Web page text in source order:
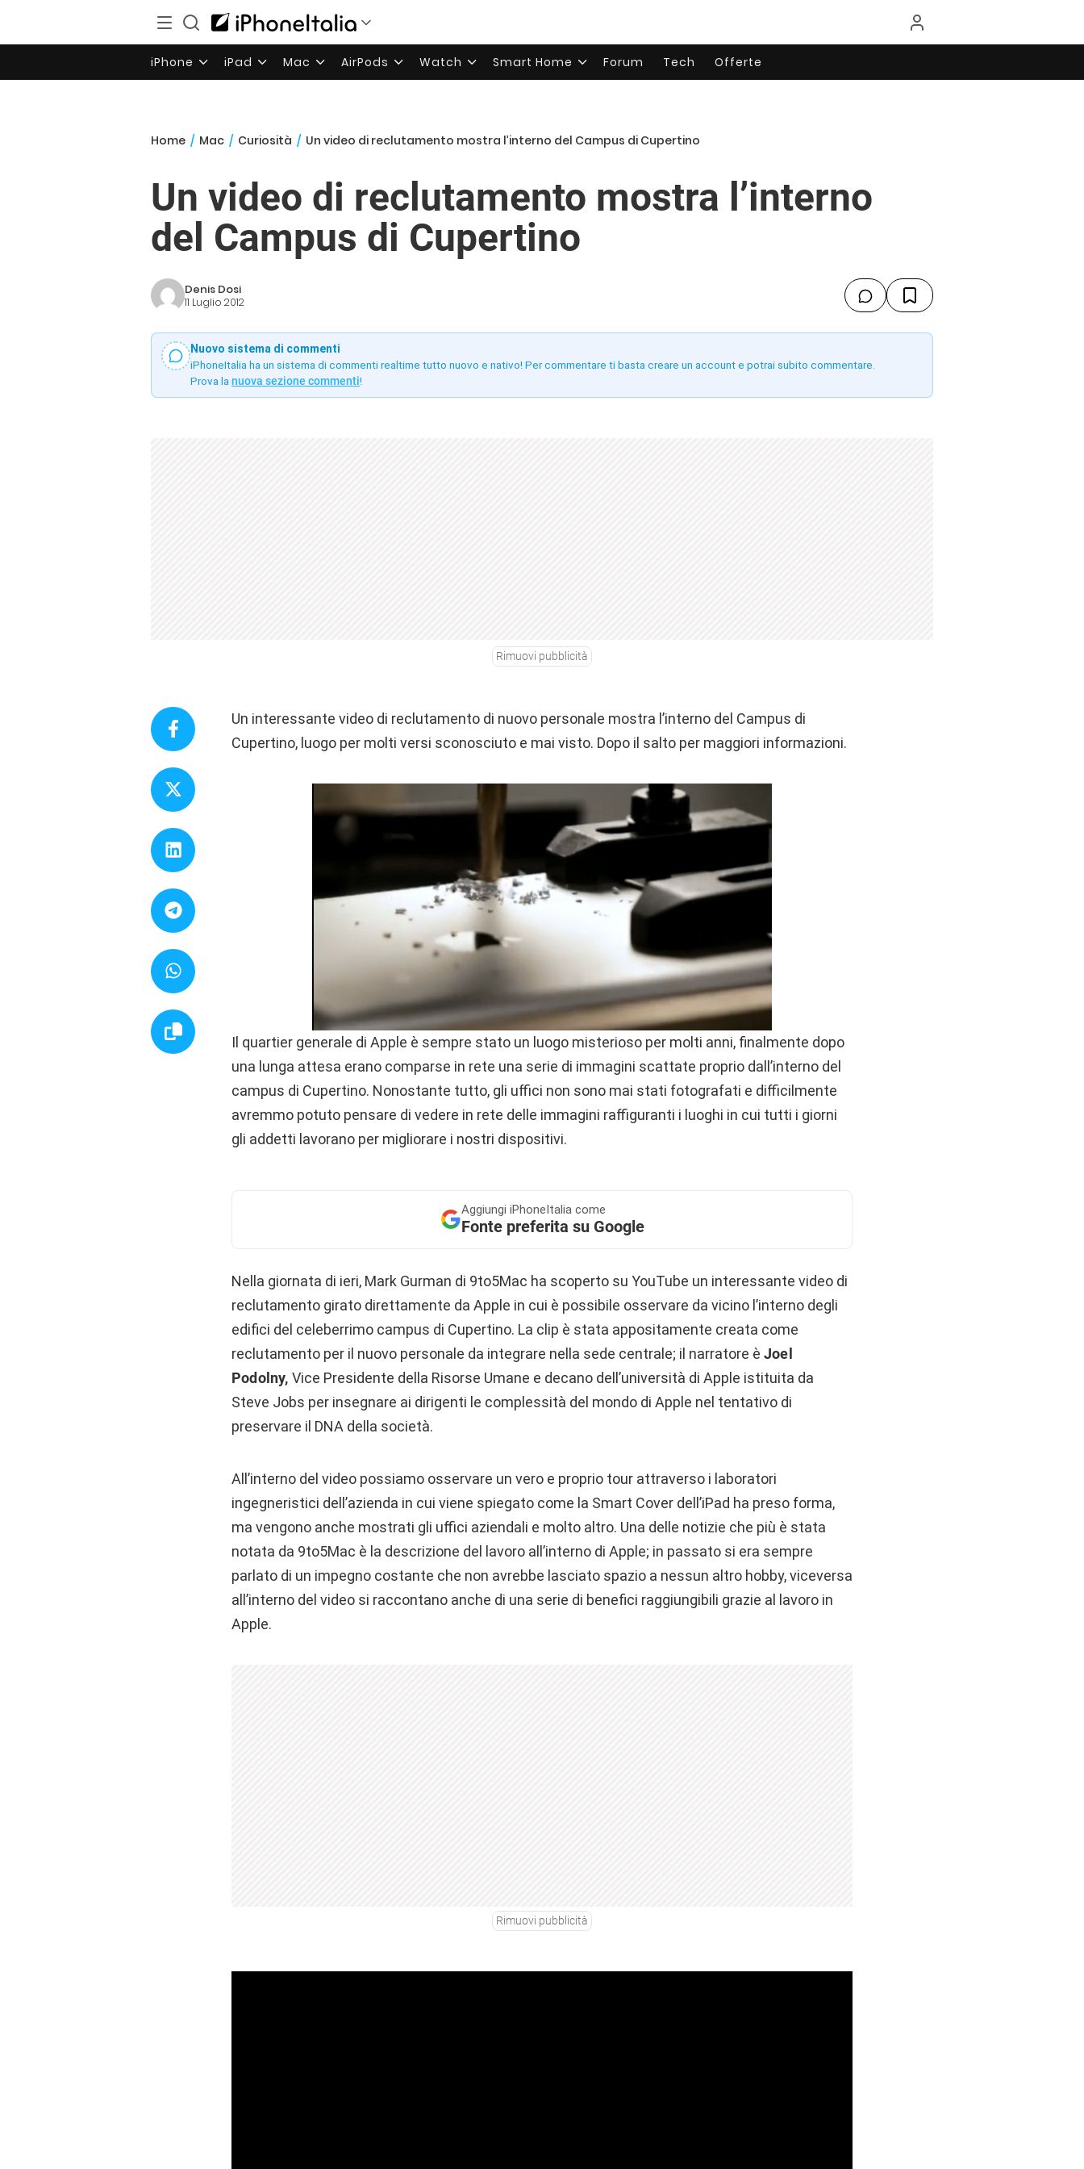
iPhone iPad Mac AirPods Watch Smart Home Forum Tech Offerte
Home / Mac / Curiosità / Un video di reclutamento mostra l’interno del Campus di Cupertino
Un video di reclutamento mostra l’interno
del Campus di Cupertino
Denis Dosi
11 Luglio 2012
Nuovo sistema di commenti
iPhoneItalia ha un sistema di commenti realtime tutto nuovo e nativo! Per commentare ti basta creare un account e potrai subito commentare.
Prova la nuova sezione commenti!
Rimuovi pubblicità
Un interessante video di reclutamento di nuovo personale mostra l’interno del Campus di
Cupertino, luogo per molti versi sconosciuto e mai visto. Dopo il salto per maggiori informazioni.
Il quartier generale di Apple è sempre stato un luogo misterioso per molti anni, finalmente dopo
una lunga attesa erano comparse in rete una serie di immagini scattate proprio dall’interno del
campus di Cupertino. Nonostante tutto, gli uffici non sono mai stati fotografati e difficilmente
avremmo potuto pensare di vedere in rete delle immagini raffiguranti i luoghi in cui tutti i giorni
gli addetti lavorano per migliorare i nostri dispositivi.
Aggiungi iPhoneItalia come
Fonte preferita su Google
Nella giornata di ieri, Mark Gurman di 9to5Mac ha scoperto su YouTube un interessante video di
reclutamento girato direttamente da Apple in cui è possibile osservare da vicino l’interno degli
edifici del celeberrimo campus di Cupertino. La clip è stata appositamente creata come
reclutamento per il nuovo personale da integrare nella sede centrale; il narratore è Joel
Podolny, Vice Presidente della Risorse Umane e decano dell’università di Apple istituita da
Steve Jobs per insegnare ai dirigenti le complessità del mondo di Apple nel tentativo di
preservare il DNA della società.
All’interno del video possiamo osservare un vero e proprio tour attraverso i laboratori
ingegneristici dell’azienda in cui viene spiegato come la Smart Cover dell’iPad ha preso forma,
ma vengono anche mostrati gli uffici aziendali e molto altro. Una delle notizie che più è stata
notata da 9to5Mac è la descrizione del lavoro all’interno di Apple; in passato si era sempre
parlato di un impegno costante che non avrebbe lasciato spazio a nessun altro hobby, viceversa
all’interno del video si raccontano anche di una serie di benefici raggiungibili grazie al lavoro in
Apple.
Rimuovi pubblicità